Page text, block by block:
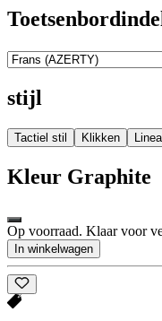
stijl
Tactiel stil Klikken
Kleur Graphite
Op voorraad. Klaar voor
In winkelwagen